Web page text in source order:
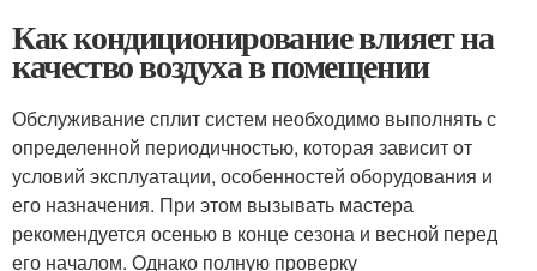
Как кондиционирование влияет на
качество воздуха в помещении
Обслуживание сплит систем необходимо выполнять с
определенной периодичностью, которая зависит от
условий эксплуатации, особенностей оборудования и
его назначения. При этом вызывать мастера
рекомендуется осенью в конце сезона и весной перед
его началом. Однако полную проверку